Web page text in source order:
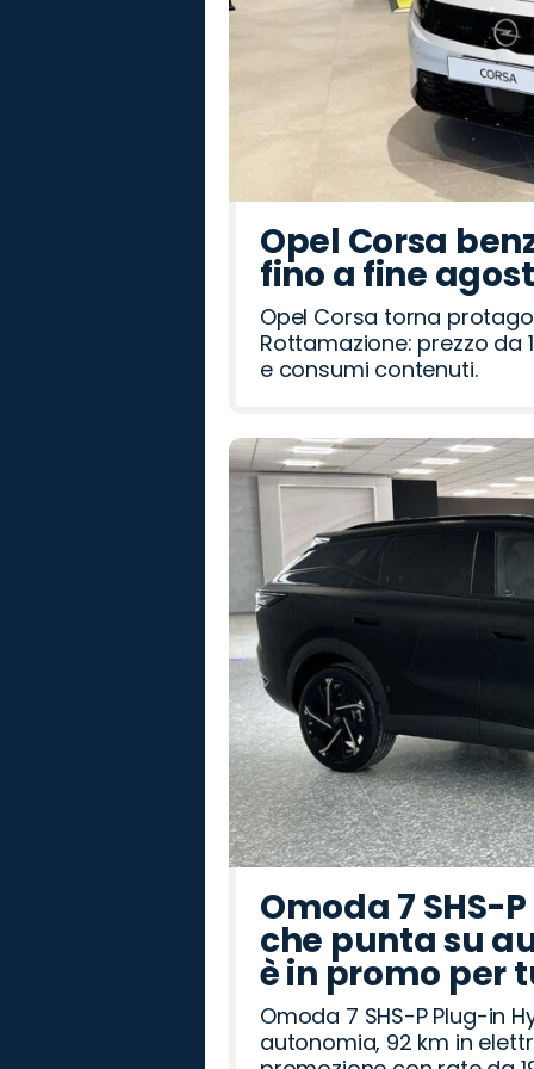
Opel Corsa
fino a fine
Opel Corsa torna
Rottamazione: prezzo da
e consumi contenuti.
Omoda 7 SHS-
che punta su
è in promo per
Omoda 7 SHS-P Plug-in
autonomia, 92 km in